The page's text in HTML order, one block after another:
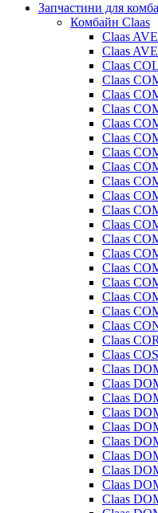
Запчастини для
Комбайн Claas
Claas
Claas
Claas
Claas
Claas
Claas
Claas
Claas
Claas
Claas
Claas
Claas
Claas
Claas
Claas
Claas
Claas
Claas
Claas
Claas
Claas
Claas
Claas
Claas
Claas
Claas
Claas
Claas
Claas
Claas
Claas
Claas
Claas